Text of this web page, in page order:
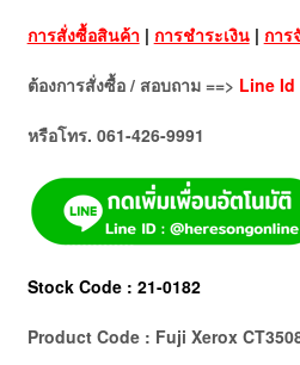
การสั่งซื้อสินค้า | การชำระเงิน| การ
ต้องการสั่งซื้อ / สอบถาม ==> Line
หรือโทร. 061-426-9991
Stock Code : 21-0182
Product Code : Fuji Xerox